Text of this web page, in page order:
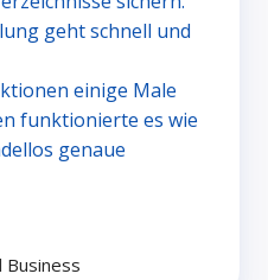
geht schnell und
einige Male
funktionierte es wie
genaue
Business